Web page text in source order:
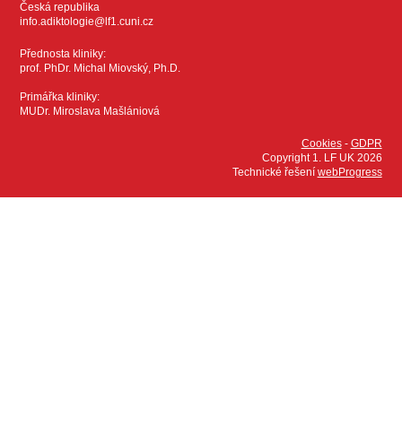
Česká republika
info.adiktologie@lf1.cuni.cz
Přednosta kliniky:
prof. PhDr. Michal Miovský, Ph.D.
Primářka kliniky:
MUDr. Miroslava Mašlániová
Cookies- GDPR
Copyright 1. LF UK 2026
Technické řešení webProgress